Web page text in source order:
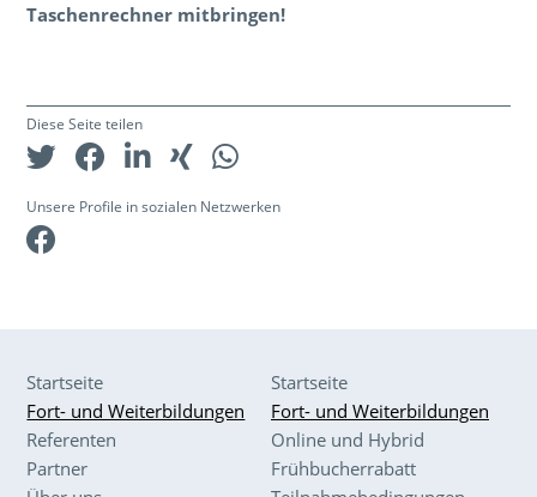
Taschenrechner mitbringen!
Diese Seite teilen
Unsere Profile in sozialen Netzwerken
Startseite
Fort- und Weiterbildungen
Referenten
Partner
Startseite
Fort- und Weiterbildungen
Online und Hybrid
Frühbucherrabatt